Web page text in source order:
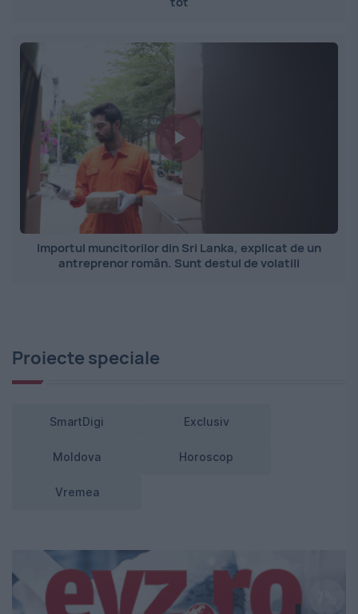
Importul muncitorilor din Sri Lanka, explicat de un
antreprenor român. Sunt destul de volatili
Proiecte speciale
SmartDigi Exclusiv
Moldova Horoscop
Vremea